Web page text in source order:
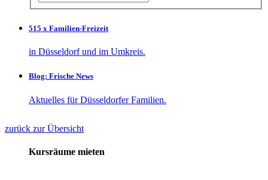
515 x Familien-Freizeit
in Düsseldorf und im Umkreis.
Blog: Frische News
Aktuelles für Düsseldorfer Familien.
zurück zur Übersicht
Kursräume mieten